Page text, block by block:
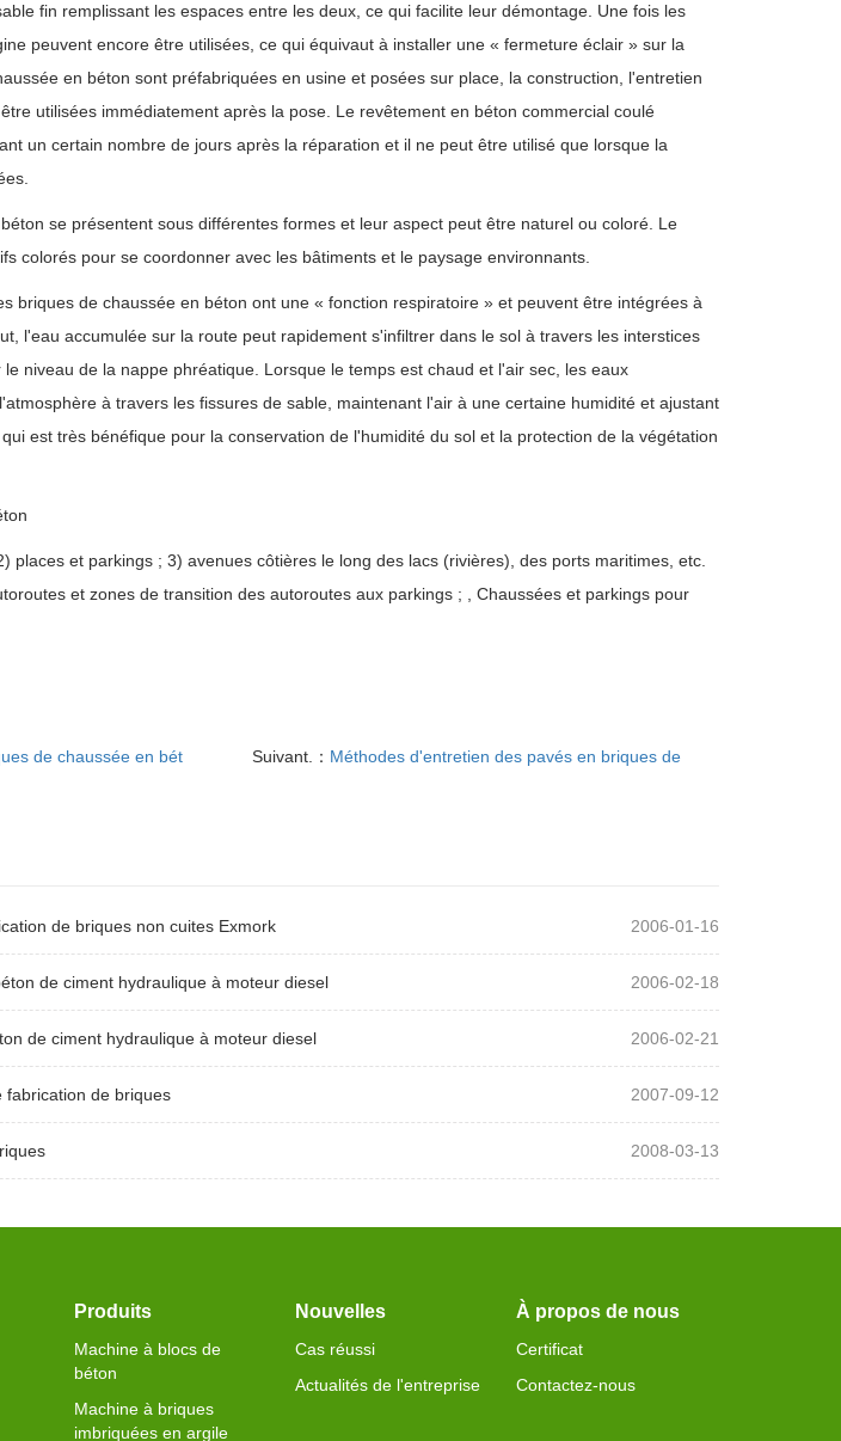
fin remplissant les espaces entre les deux, ce qui facilite leur démontage. Une fois les
peuvent encore être utilisées, ce qui équivaut à installer une « fermeture éclair » sur la
en béton sont préfabriquées en usine et posées sur place, la construction, l'entretien
utilisées immédiatement après la pose. Le revêtement en béton commercial coulé
un certain nombre de jours après la réparation et il ne peut être utilisé que lorsque la
se présentent sous différentes formes et leur aspect peut être naturel ou coloré. Le
colorés pour se coordonner avec les bâtiments et le paysage environnants.
briques de chaussée en béton ont une « fonction respiratoire » et peuvent être intégrées à
l'eau accumulée sur la route peut rapidement s'infiltrer dans le sol à travers les interstices
niveau de la nappe phréatique. Lorsque le temps est chaud et l'air sec, les eaux
à travers les fissures de sable, maintenant l'air à une certaine humidité et ajustant
est très bénéfique pour la conservation de l'humidité du sol et la protection de la végétation
places et parkings ; 3) avenues côtières le long des lacs (rivières), des ports maritimes, etc.
et zones de transition des autoroutes aux parkings ; , Chaussées et parkings pour
de chaussée en bét Suivant.： Méthodes d'entretien des pavés en briques de
de briques non cuites Exmork 2006-01-16
de ciment hydraulique à moteur diesel 2006-02-18
de ciment hydraulique à moteur diesel 2006-02-21
fabrication de briques 2007-09-12
2008-03-13
Produits
Machine à blocs de
béton
Machine à briques
imbriquées en argile
Nouvelles
Cas réussi
Actualités de l'entreprise
À propos de nous
Certificat
Contactez-nous